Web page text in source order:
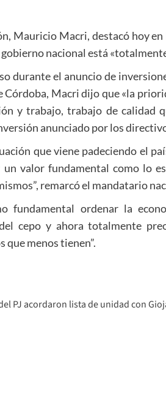
Mauricio Macri, destacó hoy
gobierno nacional está
durante el anuncio de
Córdoba, Macri dijo que «la
y trabajo, trabajo de calidad
anunciado por los
que viene padeciendo el
valor fundamental como lo
remarcó el mandatario
fundamental ordenar la
cepo y ahora totalmente
que menos tienen”.
PJ acordaron lista de unidad con